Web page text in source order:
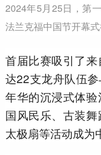
2024年5月25日，第
法兰克福中国节开幕
首届比赛吸引了
达22支龙舟队伍
年华的沉浸式体验
国风民乐、古装
太极扇等活动成为